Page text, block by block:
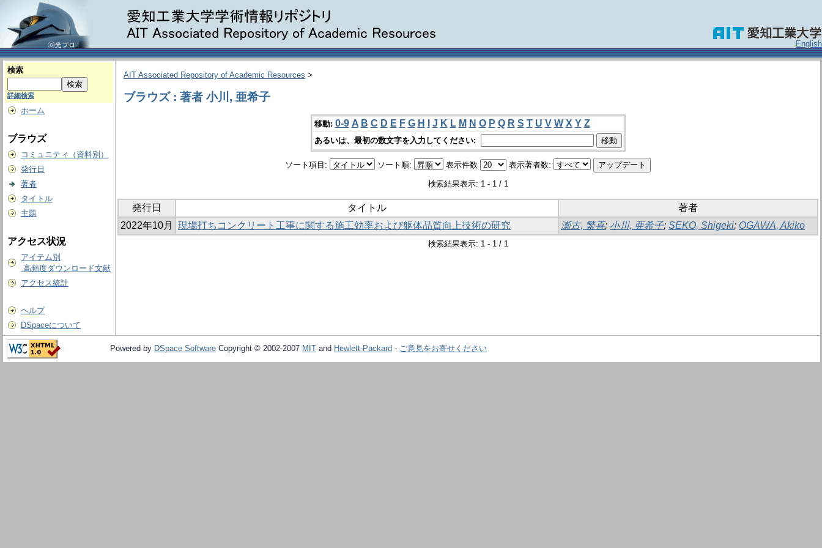
English
検索
詳細検索
ホーム
ブラウズ
コミュニティ（資料別）
発行日
著者
タイトル
主題
アクセス状況
アイテム別
高頻度ダウンロード文献
アクセス統計
ヘルプ
DSpaceについて
AIT Associated Repository of Academic Resources >
ブラウズ : 著者 小川, 亜希子
移動: 0-9 A B C D E F G H J K L M N O P Q R S T U V W X Y Z
あるいは、最初の数文字を入力してください:
ソート項目: ソート順: 表示件数 表示著者数:
検索結果表示: 1 - 1 / 1
発行日 タイトル
著者
2022年10月
現場打ちコンクリート工事に関する施工効率および躯体品質向上技術の研究 瀬古, 繁喜; 小川, 亜希子; SEKO, Shigeki; OGAWA, Akiko
検索結果表示: 1 - 1 / 1
Powered by DSpace Software Copyright © 2002-2007 MIT and Hewlett-Packard - ご意見をお寄せください